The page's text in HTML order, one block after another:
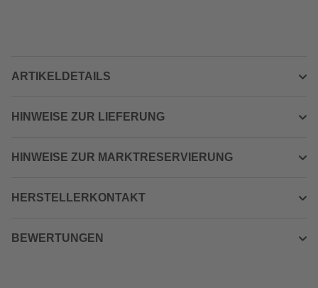
ARTIKELDETAILS
HINWEISE ZUR LIEFERUNG
HINWEISE ZUR MARKTRESERVIERUNG
HERSTELLERKONTAKT
BEWERTUNGEN